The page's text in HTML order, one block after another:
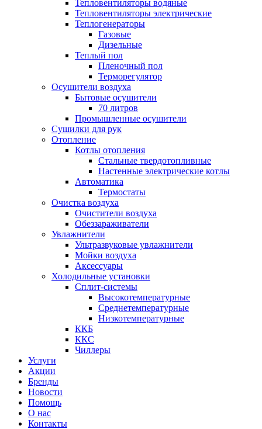
Тепловентиляторы водяные
Тепловентиляторы электрические
Теплогенераторы
Газовые
Дизельные
Теплый пол
Пленочный пол
Терморегулятор
Осушители воздуха
Бытовые осушители
70 литров
Промышленные осушители
Сушилки для рук
Отопление
Котлы отопления
Стальные твердотопливные
Настенные электрические котлы
Автоматика
Термостаты
Очистка воздуха
Очистители воздуха
Обеззараживатели
Увлажнители
Ультразвуковые увлажнители
Мойки воздуха
Аксессуары
Холодильные установки
Сплит-системы
Высокотемпературные
Среднетемпературные
Низкотемпературные
ККБ
ККС
Чиллеры
Услуги
Акции
Бренды
Новости
Помощь
О нас
Контакты